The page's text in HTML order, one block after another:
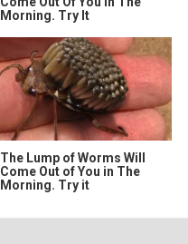
Morning. Try It
The Lump of Worms Will
Come Out of You in The
Morning. Try it